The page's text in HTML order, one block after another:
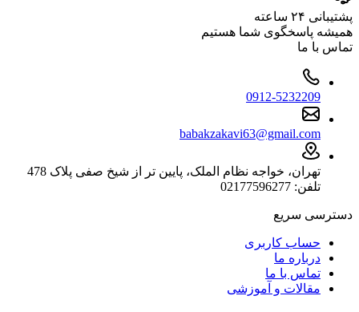
پشتیبانی ۲۴ ساعته
همیشه پاسخگوی شما هستیم
تماس با ما
0912-5232209
babakzakavi63@gmail.com
تهران، خواجه نظام الملک، پایین تر از شیخ صفی پلاک 478
تلفن: 02177596277
دسترسی سریع
حساب کاربری
درباره ما
تماس با ما
مقالات و آموزشی